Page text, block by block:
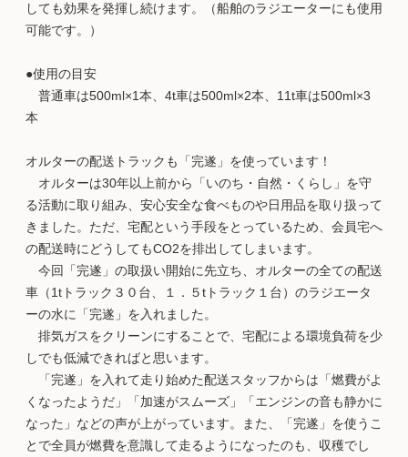
しても効果を発揮し続けます。（船舶のラジエーターにも使用
可能です。）
●使用の目安
普通車は500ml×1本、4t車は500ml×2本、11t車は500ml×3
本
オルターの配送トラックも「完遂」を使っています！
オルターは30年以上前から「いのち・自然・くらし」を守
る活動に取り組み、安心安全な食べものや日用品を取り扱って
きました。ただ、宅配という手段をとっているため、会員宅へ
の配送時にどうしてもCO2を排出してしまいます。
今回「完遂」の取扱い開始に先立ち、オルターの全ての配送
車（1tトラック３０台、１．５tトラック１台）のラジエータ
ーの水に「完遂」を入れました。
排気ガスをクリーンにすることで、宅配による環境負荷を少
しでも低減できればと思います。
「完遂」を入れて走り始めた配送スタッフからは「燃費がよ
くなったようだ」「加速がスムーズ」「エンジンの音も静かに
なった」などの声が上がっています。また、「完遂」を使うこ
とで全員が燃費を意識して走るようになったのも、収穫でし